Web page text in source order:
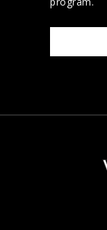
Your